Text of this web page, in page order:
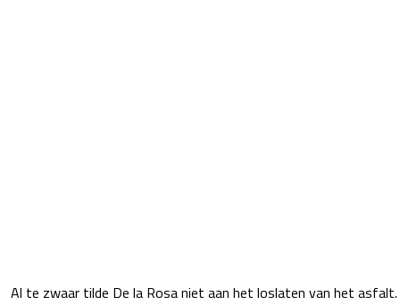
Al te zwaar tilde De la Rosa niet aan het loslaten van het asfalt.